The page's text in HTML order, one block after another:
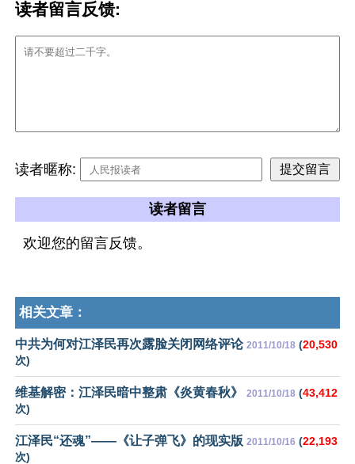
读者留言反馈:
读者暱称:
读者留言
欢迎您的留言反馈。
相关文章：
中共为何对江泽民再次露脸关闭网络评论 2011/10/18 (20,530
次)
维基解密：江泽民暗中整肃《炎黄春秋》 2011/10/18 (43,412
次)
江泽民“还魂”——《让子弹飞》的现实版 2011/10/16 (22,193
次)